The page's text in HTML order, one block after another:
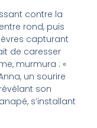
contre la
rond, puis
capturant
de caresser
murmura : «
un sourire
son
s’installant